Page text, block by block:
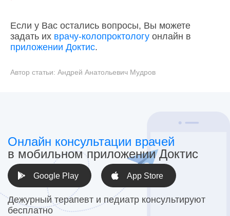
Если у Вас остались вопросы, Вы можете
задать их врачу-колопроктологу онлайн в
приложении Доктис.
Автор статьи: Андрей Анатольевич Мудров
Онлайн консультации врачей
в мобильном приложении Доктис
Google Play App Store
Дежурный терапевт и педиатр консультируют
бесплатно